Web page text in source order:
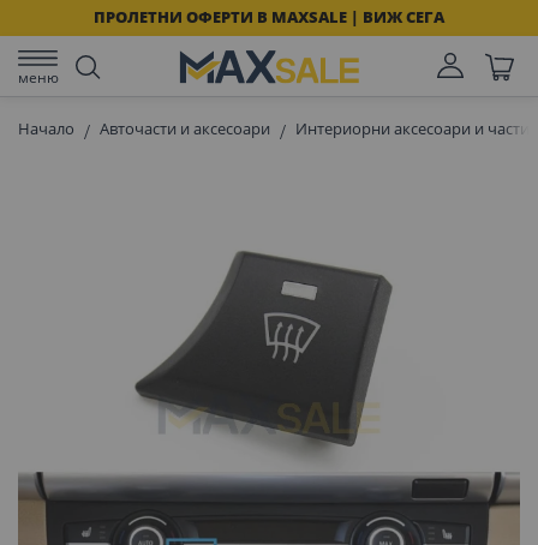
ПРОЛЕТНИ ОФЕРТИ В MAXSALE | ВИЖ СЕГА
меню
Начало Авточасти и аксесоари Интериорни аксесоари и части